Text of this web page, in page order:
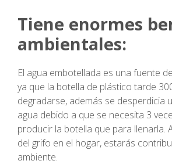
Tiene enormes
ambientales:
El agua embotellada es una fuente
ya que la botella de plástico tarde
degradarse, además se desperdicia
agua debido a que se necesita 3
producir la botella que para llenarla.
del grifo en el hogar, estarás
ambiente.